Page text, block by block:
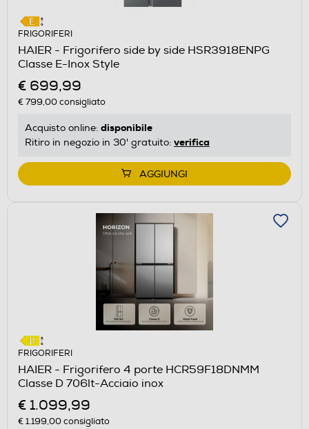
FRIGORIFERI
HAIER - Frigorifero side by side HSR3918ENPG
Classe E-Inox Style
€ 699,99
€ 799,00consigliato
Acquisto online: disponibile
Ritiro in negozio in 30' gratuito: verifica
AGGIUNGI
FRIGORIFERI
HAIER - Frigorifero 4 porte HCR59F18DNMM
Classe D 706lt-Acciaio inox
€ 1.099,99
€ 1.199,00consigliato